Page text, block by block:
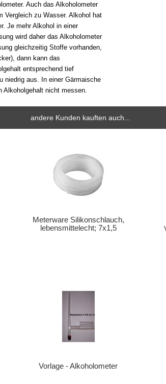
Auch das Alkoholometer
Vergleich zu Wasser. Alkohol hat
Je mehr Alkohol in einer
wird daher das Alkoholometer
gleichzeitig Stoffe vorhanden,
dann kann das
entsprechend tief
niedrig aus. In einer Gärmaische
Alkoholgehalt nicht messen.
andere Kunden kauften auch...
Meterware Silikonschlauch,
lebensmittelecht; 7x1,5
Vorlage - Alkoholometer